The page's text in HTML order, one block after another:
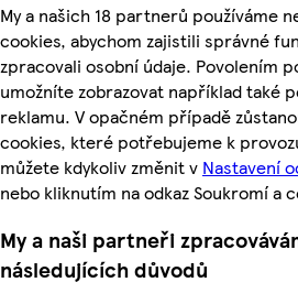
My a našich 18 partnerů používáme
cookies, abychom zajistili správné
zpracovali osobní údaje. Povolením
umožníte zobrazovat například také
reklamu. V opačném případě
cookies, které potřebujeme k
můžete kdykoliv změnit v Nastavení
nebo kliknutím na odkaz Soukromí a
My a naši partneři
následujících důvodů